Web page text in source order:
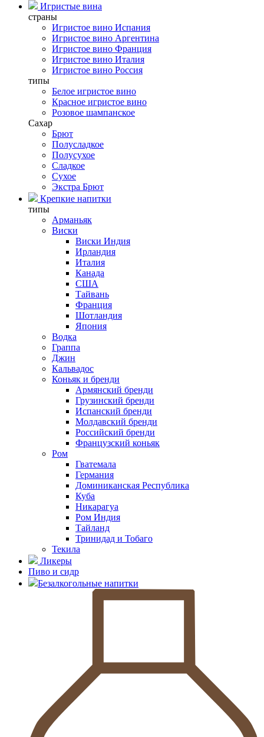
Игристые вина
страны
Игристое вино Испания
Игристое вино Аргентина
Игристое вино Франция
Игристое вино Италия
Игристое вино Россия
типы
Белое игристое вино
Красное игристое вино
Розовое шампанское
Сахар
Брют
Полусладкое
Полусухое
Сладкое
Сухое
Экстра Брют
Крепкие напитки
типы
Арманьяк
Виски
Виски Индия
Ирландия
Италия
Канада
США
Тайвань
Франция
Шотландия
Япония
Водка
Граппа
Джин
Кальвадос
Коньяк и бренди
Армянский бренди
Грузинский бренди
Испанский бренди
Молдавский бренди
Российский бренди
Французский коньяк
Ром
Гватемала
Германия
Доминиканская Республика
Куба
Никарагуа
Ром Индия
Тайланд
Тринидад и Тобаго
Текила
Ликеры
Пиво и сидр
Безалкогольные напитки